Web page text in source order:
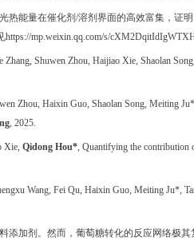
热能量在催化剂 /溶剂界面的高效富集，证
https://mp.weixin.qq.com/s/
Shuwen Zhou, Haijiao Xie, Shaolan Song,
Zhou, Haixin Guo, Shaolan Song, Meiting
, 2025.
Xie, Qidong Hou*, Quantifying the contribution
Wang, Fei Qu, Haixin Guo, Meiting Ju*,
添加剂。然而，葡萄糖转化的反应网络极